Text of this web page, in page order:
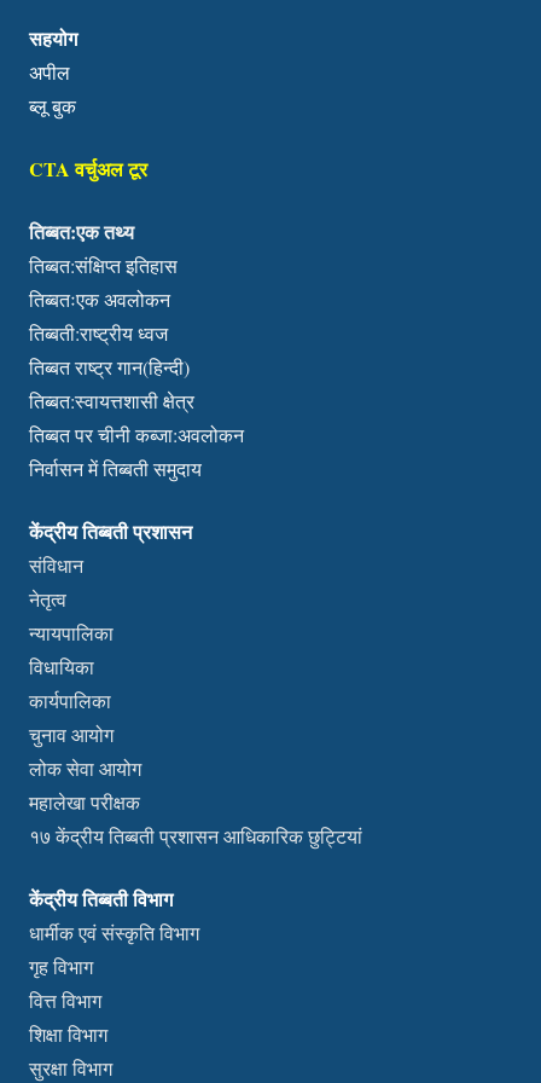
सहयोग
अपील
ब्लू बुक
CTA वर्चुअल टूर
तिब्बत:एक तथ्य
तिब्बत:संक्षिप्त इतिहास
तिब्बतःएक अवलोकन
तिब्बती:राष्ट्रीय ध्वज
तिब्बत राष्ट्र गान(हिन्दी)
तिब्बत:स्वायत्तशासी क्षेत्र
तिब्बत पर चीनी कब्जा:अवलोकन
निर्वासन में तिब्बती समुदाय
केंद्रीय तिब्बती प्रशासन
संविधान
नेतृत्व
न्यायपालिका
विधायिका
कार्यपालिका
चुनाव आयोग
लोक सेवा आयोग
महालेखा परीक्षक
१७ केंद्रीय तिब्बती प्रशासन आधिकारिक छुट्टियां
केंद्रीय तिब्बती विभाग
धार्मीक एवं संस्कृति विभाग
गृह विभाग
वित्त विभाग
शिक्षा विभाग
सुरक्षा विभाग